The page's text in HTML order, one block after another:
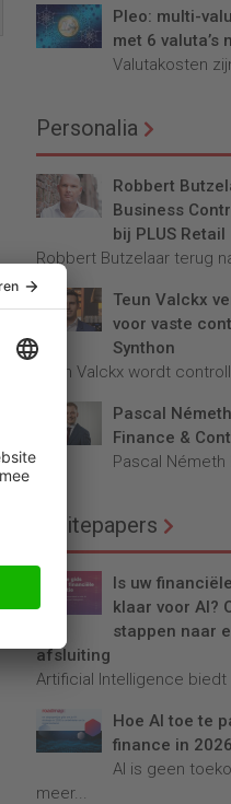
Pleo: multi-
met 6 valuta’s
Valutakosten
Personalia
Robbert
Business
bij PLUS Retail
Robbert Butzelaar terug
Teun Valckx
voor vaste
Synthon
Teun Valckx wordt
Pascal
Finance &
Pascal Németh
Whitepapers
Is uw
klaar voor AI?
stappen naar
afsluiting
Artificial Intelligence biedt
Hoe AI toe te
finance in 2026
AI is geen
meer...